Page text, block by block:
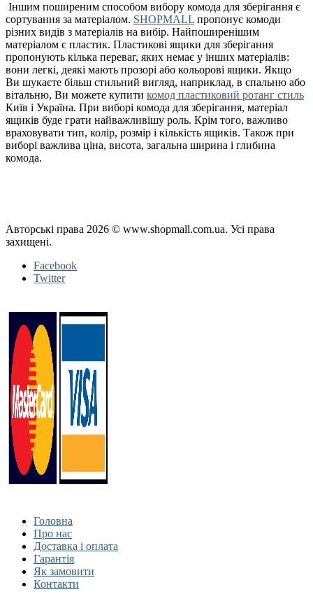
Іншим поширеним способом вибору комода для зберігання є
сортування за матеріалом. SHOPMALL пропонує комоди
різних видів з матеріалів на вибір. Найпоширенішим
матеріалом є пластик. Пластикові ящики для зберігання
пропонують кілька переваг, яких немає у інших матеріалів:
вони легкі, деякі мають прозорі або кольорові ящики. Якщо
Ви шукаєте більш стильний вигляд, наприклад, в спальню або
вітальню, Ви можете купити комод пластиковий ротанг стиль
Київ і Україна. При виборі комода для зберігання, матеріал
ящиків буде грати найважливішу роль. Крім того, важливо
враховувати тип, колір, розмір і кількість ящиків. Також при
виборі важлива ціна, висота, загальна ширина і глибина
комода.
Авторські права 2026 © www.shopmall.com.ua. Усі права
захищені.
Facebook
Twitter
Головна
Про нас
Доставка і оплата
Гарантія
Як замовити
Контакти